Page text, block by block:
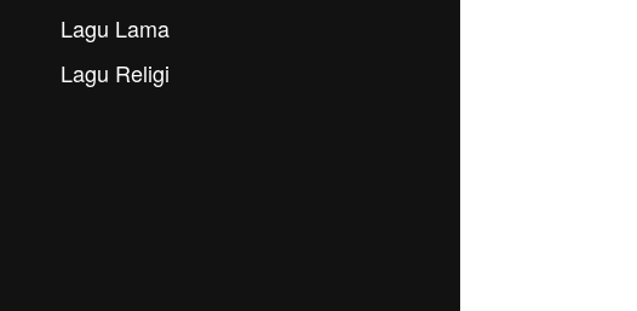
Lagu Lama
Lagu Religi